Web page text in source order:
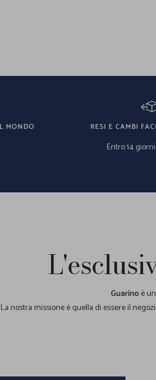
MONDO RESI E CAMBI
Entro 14
Guarinoè
La nostra missione è quella di essere il